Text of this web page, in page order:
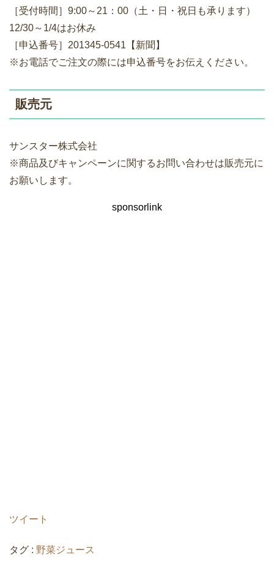
［受付時間］9:00～21：00（土・日・祝日も承ります）
12/30～1/4はお休み
［申込番号］201345-0541【新聞】
※お電話でご注文の際には申込番号をお伝えください。
販売元
サンスター株式会社
※商品及びキャンペーンに関するお問い合わせは販売元に
お願いします。
sponsorlink
ツイート
タグ : 野菜ジュース